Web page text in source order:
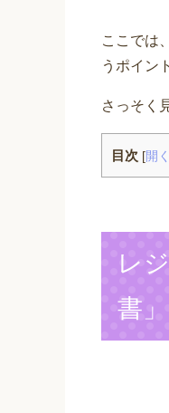
ここでは、
うポイン
さっそく
目次 [開く
レ
書